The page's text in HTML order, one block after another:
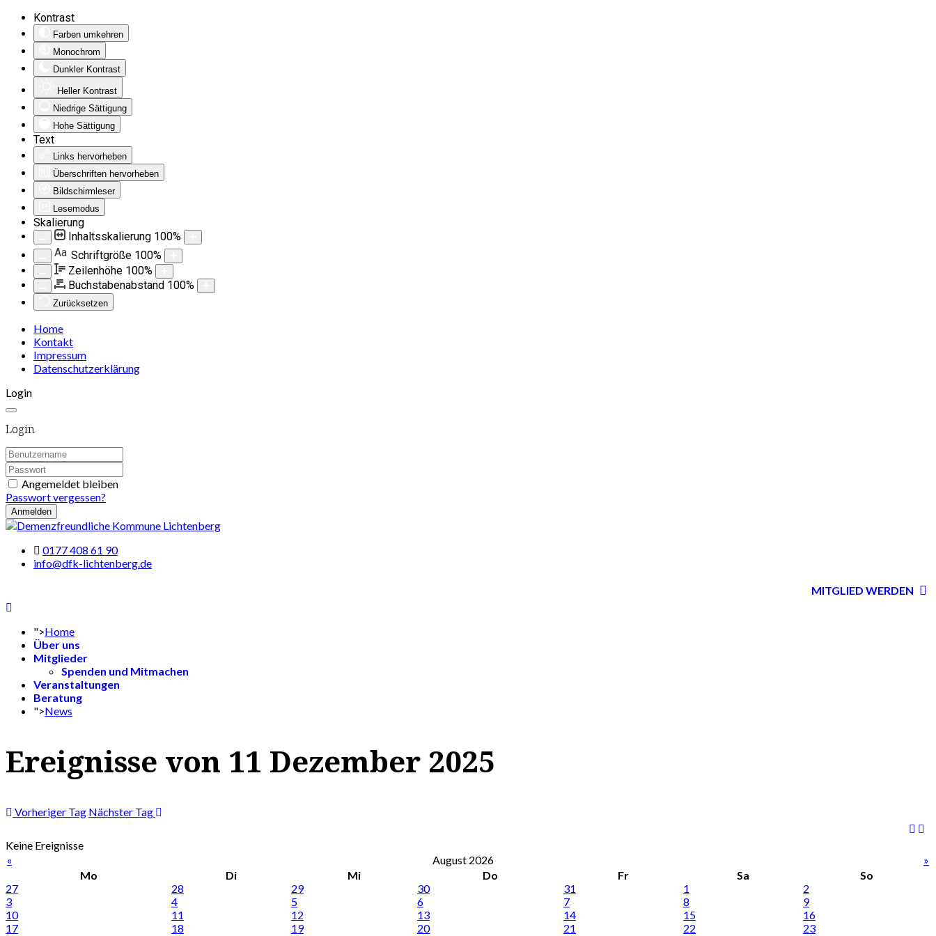
Kontrast
Farben umkehren
Monochrom
Dunkler Kontrast
Heller Kontrast
Niedrige Sättigung
Hohe Sättigung
Text
Links hervorheben
Überschriften hervorheben
Bildschirmleser
Lesemodus
Skalierung
Inhaltsskalierung 100%
Aa Schriftgröße 100%
Zeilenhöhe 100%
Buchstabenabstand 100%
Zurücksetzen
Home
Kontakt
Impressum
Datenschutzerklärung
Login
Login
Angemeldet bleiben
Passwort vergessen?
Anmelden
0177 408 61 90
info@dfk-lichtenberg.de
MITGLIED WERDEN
">Home
Über uns
Mitglieder
Spenden und Mitmachen
Veranstaltungen
Beratung
">News
Ereignisse von 11 Dezember 2025
Vorheriger Tag Nächster Tag
Keine Ereignisse
«
August 2026
»
Mo
Di Mi Do Fr Sa
So
27
28 29 30 31 1
2
3
4 5 6 7 8
9
10
11 12 13 14 15
16
17
18 19 20 21 22
23